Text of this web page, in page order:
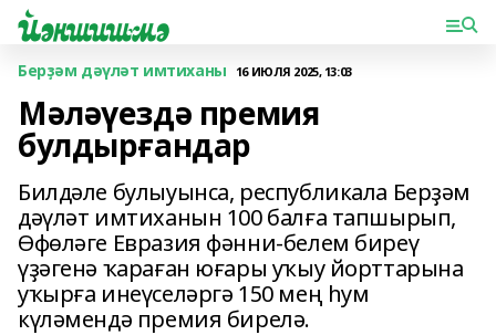
Берҙәм дәүләт имтиханы 16 ИЮЛЯ 2025, 13:03
Мәләүездә премия
булдырғандар
Билдәле булыуынса, республикала Берҙәм
дәүләт имтиханын 100 балға тапшырып,
Өфөләге Евразия фәнни-белем биреү
үҙәгенә ҡараған юғары уҡыу йорттарына
уҡырға инеүселәргә 150 мең һум
күләмендә премия бирелә.